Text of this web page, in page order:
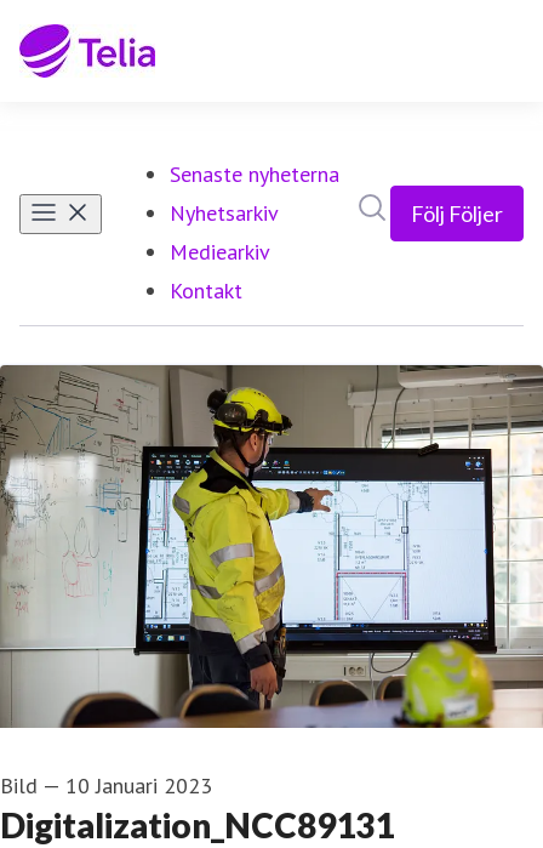
Senaste nyheterna
Nyhetsarkiv
Mediearkiv
Kontakt
Följ Följer
Bild — 10 Januari 2023
Digitalization_NCC89131